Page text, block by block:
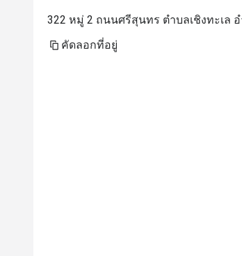
322 หมู่ 2 ถนนศรีสุนทร ตำบลเชิงทะเล
คัดลอกที่อยู่